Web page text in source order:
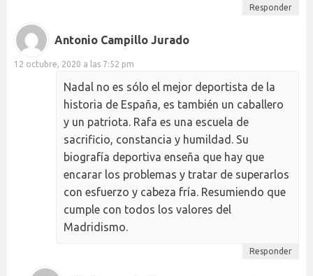
Responder
Antonio Campillo Jurado
12 octubre, 2020 a las 7:52 pm
Nadal no es sólo el mejor deportista de la
historia de España, es también un caballero
y un patriota. Rafa es una escuela de
sacrificio, constancia y humildad. Su
biografía deportiva enseña que hay que
encarar los problemas y tratar de superarlos
con esfuerzo y cabeza fría. Resumiendo que
cumple con todos los valores del
Madridismo.
Responder